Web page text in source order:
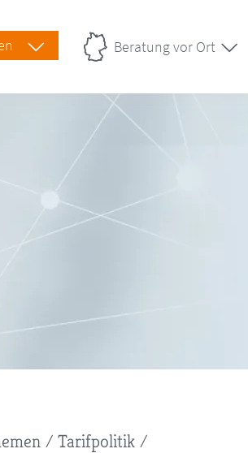
Beratung vor Ort
Tarifpolitik